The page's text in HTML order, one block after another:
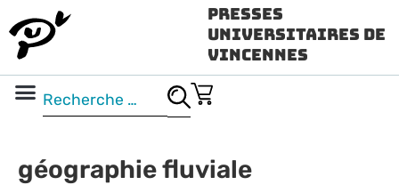
Presses
Universitaires de
Vincennes
géographie fluviale